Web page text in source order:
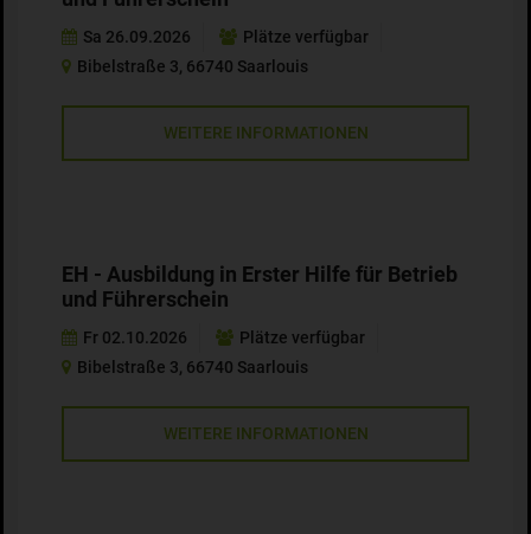
Sa 26.09.2026
Plätze verfügbar
Bibelstraße 3, 66740 Saarlouis
WEITERE INFORMATIONEN
EH - Ausbildung in Erster Hilfe für Betrieb
und Führerschein
Fr 02.10.2026
Plätze verfügbar
Bibelstraße 3, 66740 Saarlouis
WEITERE INFORMATIONEN